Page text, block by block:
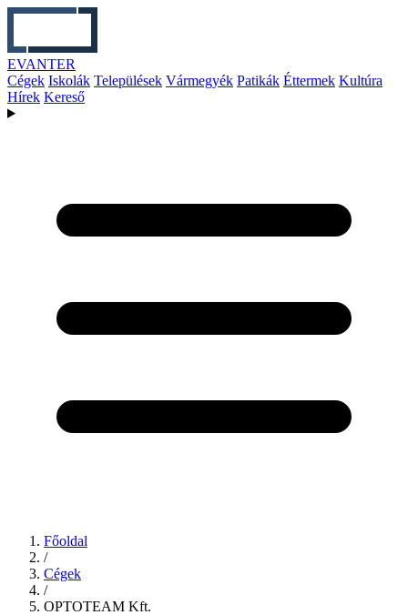
EVANTER
Cégek Iskolák Települések Vármegyék Patikák Éttermek Kultúra
Hírek Kereső
Főoldal
/
Cégek
/
OPTOTEAM Kft.